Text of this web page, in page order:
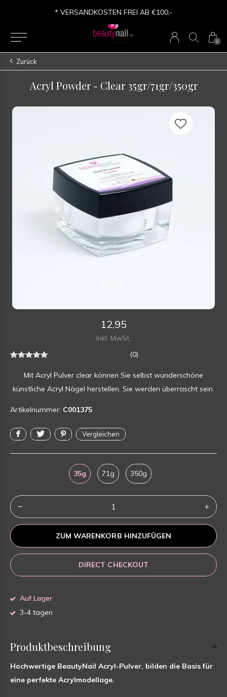
0
* VERSANDKOSTEN FREI AB €100,-
Zurück
Acryl Powder - Clear 35gr/71gr/350gr
12,95
Inkl. MwSt.
(0)
Mit Acryl Pulver clear können Sie selbst wunderschöne
künstliche Acryl Nägel herstellen. Sie werden überrascht sein.
Artikelnummer: C001375
Vergleichen
35g 71g 350g
ZUM WARENKORB HINZUFÜGEN
DIRECT CHECKOUT
Auf Lager
3-4 tagen
Produktbeschreibung
Hochwertige BeautyNail Acryl-Pulver, bilden die Basis für
eine perfekte Acrylmodellage.